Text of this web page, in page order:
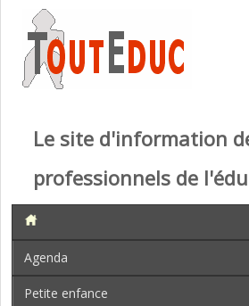
Le site d'information
professionnels de
Agenda
Petite enfance